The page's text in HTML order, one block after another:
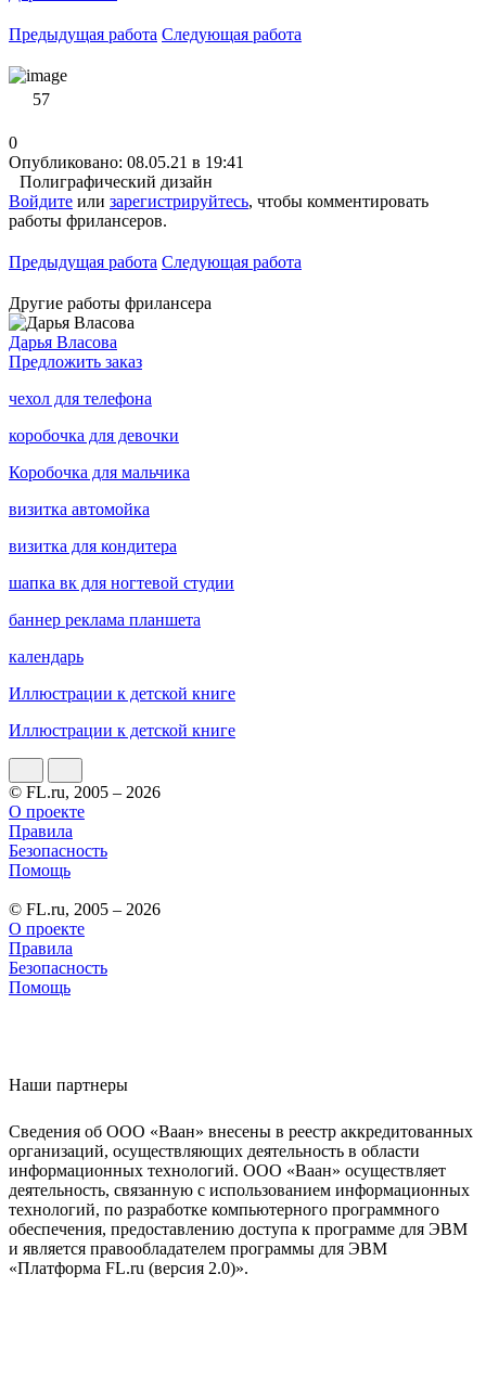
Предыдущая работа Следующая работа
57
0
Опубликовано: 08.05.21 в 19:41
Полиграфический дизайн
Войдите или зарегистрируйтесь, чтобы комментировать
работы фрилансеров.
Предыдущая работа Следующая работа
Другие работы фрилансера
Дарья Власова
Предложить заказ
чехол для телефона
коробочка для девочки
Коробочка для мальчика
визитка автомойка
визитка для кондитера
шапка вк для ногтевой студии
баннер реклама планшета
календарь
Иллюстрации к детской книге
Иллюстрации к детской книге
© FL.ru, 2005 – 2026
О проекте
Правила
Безопасность
Помощь
© FL.ru, 2005 – 2026
О проекте
Правила
Безопасность
Помощь
Наши партнеры
Сведения об ООО «Ваан» внесены в реестр аккредитованных
организаций, осуществляющих деятельность в области
информационных технологий. ООО «Ваан» осуществляет
деятельность, связанную с использованием информационных
технологий, по разработке компьютерного программного
обеспечения, предоставлению доступа к программе для ЭВМ
и является правообладателем программы для ЭВМ
«Платформа FL.ru (версия 2.0)».